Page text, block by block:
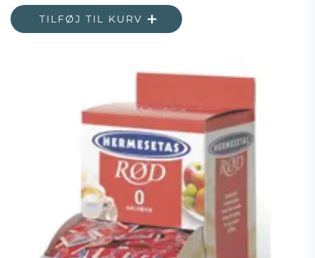
TILFØJ TIL KURV